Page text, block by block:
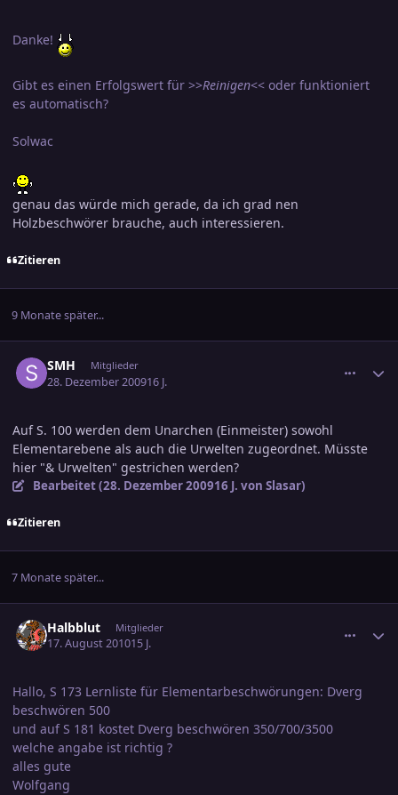
Danke!
Gibt es einen Erfolgswert für >>Reinigen<< oder funktioniert
es automatisch?
Solwac
genau das würde mich gerade, da ich grad nen
Holzbeschwörer brauche, auch interessieren.
Zitieren
9 Monate später...
SMH Mitglieder
28. Dezember 200916 J.
Auf S. 100 werden dem Unarchen (Einmeister) sowohl
Elementarebene als auch die Urwelten zugeordnet. Müsste
hier "& Urwelten" gestrichen werden?
Bearbeitet (28. Dezember 200916 J. von Slasar)
Zitieren
7 Monate später...
Halbblut Mitglieder
17. August 201015 J.
Hallo, S 173 Lernliste für Elementarbeschwörungen: Dverg
beschwören 500
und auf S 181 kostet Dverg beschwören 350/700/3500
welche angabe ist richtig ?
alles gute
Wolfgang